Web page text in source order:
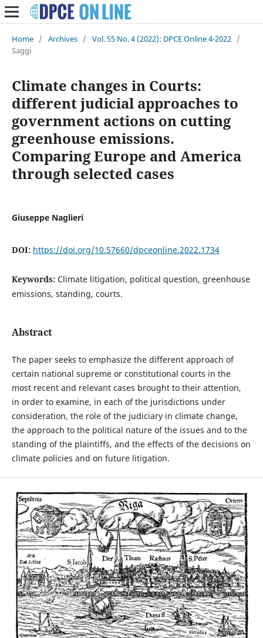
Home / Archives / Vol. 55 No. 4 (2022): DPCE Online 4-2022 /
Saggi
Climate changes in Courts:
different judicial approaches to
government actions on cutting
greenhouse emissions.
Comparing Europe and America
through selected cases
Giuseppe Naglieri
DOI: https://doi.org/10.57660/dpceonline.2022.1734
Keywords: Climate litigation, political question, greenhouse
emissions, standing, courts.
Abstract
The paper seeks to emphasize the different approach of
certain national supreme or constitutional courts in the
most recent and relevant cases brought to their attention,
in order to examine, in each of the jurisdictions under
consideration, the role of the judiciary in climate change,
the approach to the political nature of the issues and to the
standing of the plaintiffs, and the effects of the decisions on
climate policies and on future litigation.